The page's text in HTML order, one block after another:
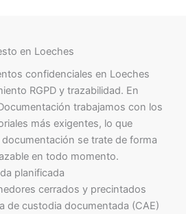
en Loeches
confidenciales en Loeches
RGPD y trazabilidad. En
trabajamos con los
más exigentes, lo que
se trate de forma
en todo momento.
planificada
cerrados y precintados
de custodia documentada (CAE)